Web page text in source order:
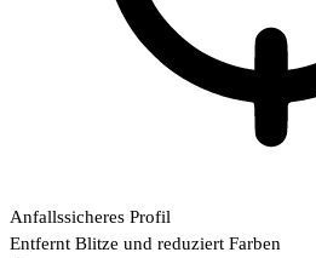
Anfallssicheres Profil
Entfernt Blitze und reduziert Farben